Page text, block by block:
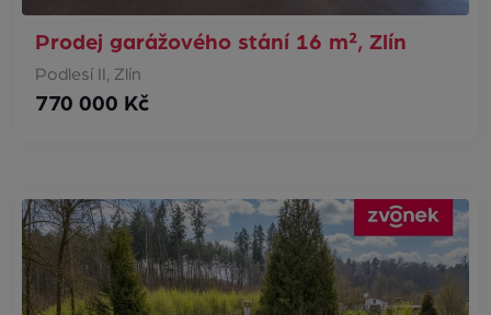
Prodej garážového stání 16 m², Zlín
Podlesí II, Zlín
770 000 Kč